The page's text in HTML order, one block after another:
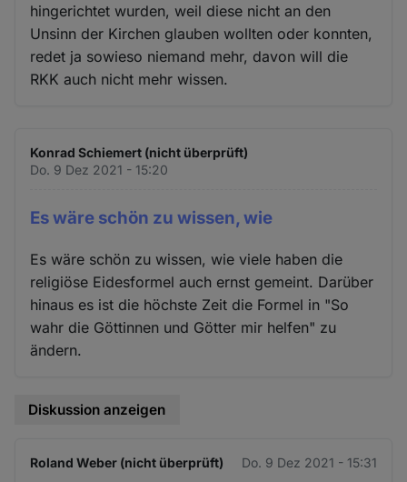
hingerichtet wurden, weil diese nicht an den
Unsinn der Kirchen glauben wollten oder konnten,
redet ja sowieso niemand mehr, davon will die
RKK auch nicht mehr wissen.
Konrad Schiemert (nicht überprüft)
Do. 9 Dez 2021 - 15:20
Es wäre schön zu wissen, wie
Es wäre schön zu wissen, wie viele haben die
religiöse Eidesformel auch ernst gemeint. Darüber
hinaus es ist die höchste Zeit die Formel in "So
wahr die Göttinnen und Götter mir helfen" zu
ändern.
Diskussion anzeigen
Roland Weber (nicht überprüft) Do. 9 Dez 2021 - 15:31